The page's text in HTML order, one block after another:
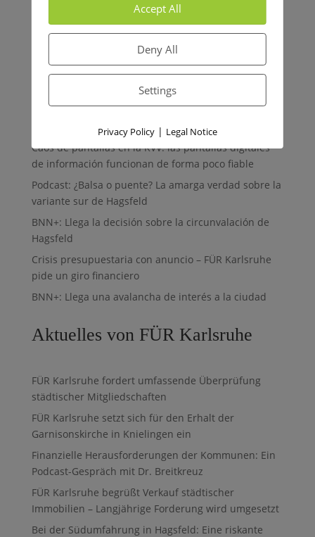
Mehr Nachrichten
Caos de pantallas en la KVV: las pantallas digitales
de información funcionan de forma poco fiable
Podcast: ¿Balsa o puente? La amarga verdad sobre la
variante sur de Hagsfeld
BNN+: Llega la decisión sobre la circunvalación de
Hagsfeld
Crisis presupuestaria con anuncio – FÜR Karlsruhe
pide un giro financiero
BNN+: Llega una avalancha de interés a la ciudad
Aktuelles von FÜR Karlsruhe
FÜR Karlsruhe fordert umfassende Überprüfung
städtischer Mitgliedschaften
FÜR Karlsruhe setzt sich für den Erhalt der
Garnisonskirche in Knielingen ein
Finanzielle Herausforderungen der Kommunen: Ein
Podcast-Gespräch mit Dr. Breitkreuz
FÜR Karlsruhe begrüßt Verkauf städtischer
Immobilien – Langjährige Forderung wird umgesetzt
Bei der Südumfahrung in Hagsfeld: Eine riskante
Accept All
Deny All
Settings
Privacy Policy| Legal Notice